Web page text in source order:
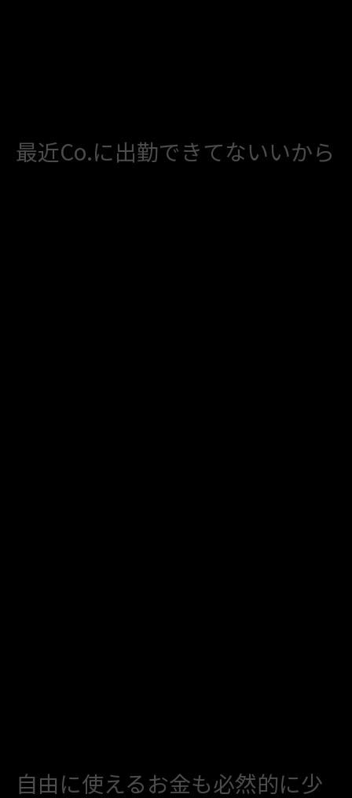
最近Co.に出勤できてないいから
自由に使えるお金も必然的に少